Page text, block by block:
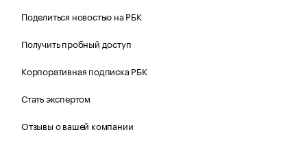
Поделиться новостью на РБК
Получить пробный доступ
Корпоративная подписка РБК
Стать экспертом
Отзывы о вашей компании